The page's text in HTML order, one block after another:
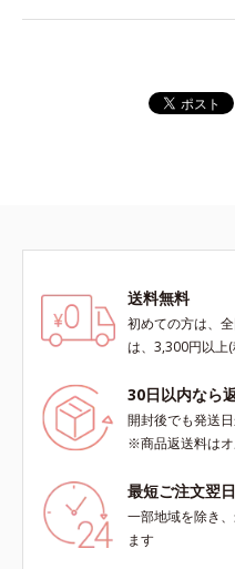
送料無料
初めての方は、
は、3,300円以上
30日以内なら
開封後でも発送
※商品返送料は
最短ご注文翌
一部地域を除き
ます